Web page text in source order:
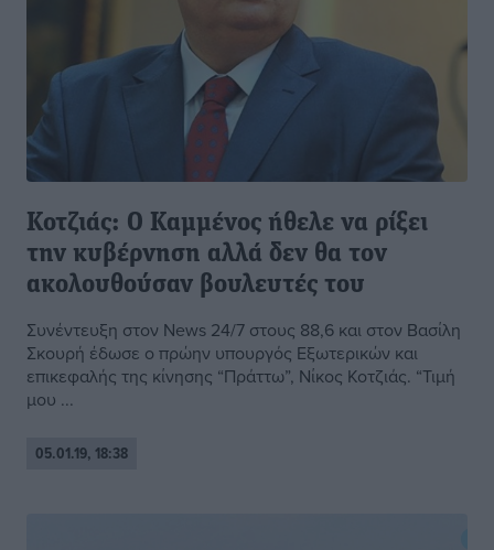
Κοτζιάς: Ο Καμμένος ήθελε να ρίξει
την κυβέρνηση αλλά δεν θα τον
ακολουθούσαν βουλευτές του
Συνέντευξη στον News 24/7 στους 88,6 και στον Βασίλη
Σκουρή έδωσε ο πρώην υπουργός Εξωτερικών και
επικεφαλής της κίνησης “Πράττω”, Νίκος Κοτζιάς. “Τιμή
μου ...
05.01.19, 18:38